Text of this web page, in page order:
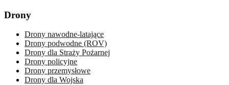
Drony
Drony nawodne-latające
Drony podwodne (ROV)
Drony dla Straży Pożarnej
Drony policyjne
Drony przemysłowe
Drony dla Wojska